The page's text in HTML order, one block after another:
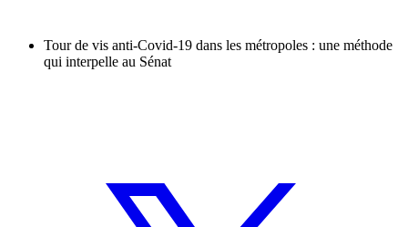
Tour de vis anti-Covid-19 dans les métropoles : une méthode
qui interpelle au Sénat